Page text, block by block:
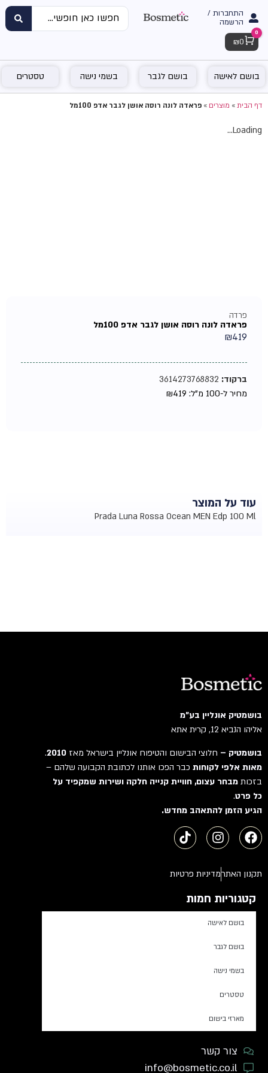
התחברות /
הרשמה
Cart
0
₪ 0
בושם לאישה בושם לגבר בשמי נישה טסטרים
דף הבית»מוצרים»פראדה לונה רוסה אושן לגבר אדפ 100מל
Loading...
פרדה
פראדה לונה רוסה אושן לגבר אדפ 100מל
₪419
ברקוד:3614273768832
מחיר ל-100 מ"ל:
₪419
עוד על המוצר
Prada Luna Rossa Ocean MEN Edp 100 Ml
בושמטיק אונליין בע"מ
אליהו הנביא 12, קרית אתא
בושמטיק –חלוצי הבישום והטיפוח אונליין בישראל מאז2010
.
מאות אלפי לקוחותכבר הפכו אותנו לכתובת הקבועה שלהם –
בזכותמבחר עצום, חוויית קנייה חלקה ושירות שמקפיד על
כל פרט.
הגיע הזמן להתאהב מחדש.
תקנון האתרמדיניות פרטיות
קטגוריות חמות
בושם לאישה
בושם לגבר
בשמי נישה
טסטרים
מארזי בישום
צור קשר
info@bosmetic.co.il